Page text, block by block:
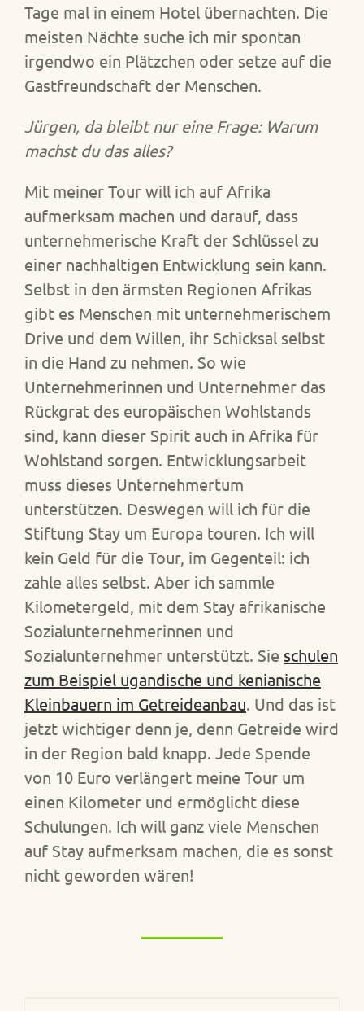
Tage mal in einem Hotel übernachten. Die
meisten Nächte suche ich mir spontan
irgendwo ein Plätzchen oder setze auf die
Gastfreundschaft der Menschen.
Jürgen, da bleibt nur eine Frage: Warum
machst du das alles?
Mit meiner Tour will ich auf Afrika
aufmerksam machen und darauf, dass
unternehmerische Kraft der Schlüssel zu
einer nachhaltigen Entwicklung sein kann.
Selbst in den ärmsten Regionen Afrikas
gibt es Menschen mit unternehmerischem
Drive und dem Willen, ihr Schicksal selbst
in die Hand zu nehmen. So wie
Unternehmerinnen und Unternehmer das
Rückgrat des europäischen Wohlstands
sind, kann dieser Spirit auch in Afrika für
Wohlstand sorgen. Entwicklungsarbeit
muss dieses Unternehmertum
unterstützen. Deswegen will ich für die
Stiftung Stay um Europa touren. Ich will
kein Geld für die Tour, im Gegenteil: ich
zahle alles selbst. Aber ich sammle
Kilometergeld, mit dem Stay afrikanische
Sozialunternehmerinnen und
Sozialunternehmer unterstützt. Sie schulen
zum Beispiel ugandische und kenianische
Kleinbauern im Getreideanbau. Und das ist
jetzt wichtiger denn je, denn Getreide wird
in der Region bald knapp. Jede Spende
von 10 Euro verlängert meine Tour um
einen Kilometer und ermöglicht diese
Schulungen. Ich will ganz viele Menschen
auf Stay aufmerksam machen, die es sonst
nicht geworden wären!